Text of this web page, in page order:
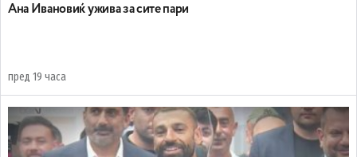
Ана Ивановиќ ужива за сите пари
пред 19 часа